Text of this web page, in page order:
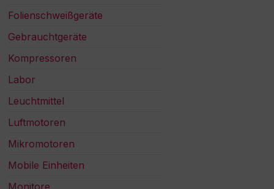
Folienschweißgeräte
Gebrauchtgeräte
Kompressoren
Labor
Leuchtmittel
Luftmotoren
Mikromotoren
Mobile Einheiten